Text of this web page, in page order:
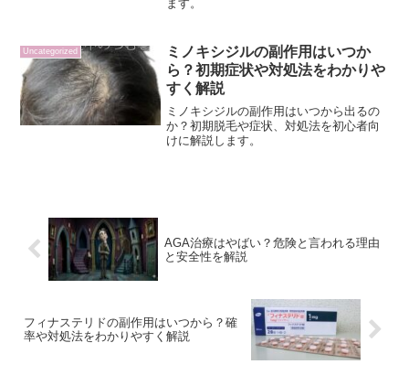
ます。
Uncategorized
ミノキシジルの副作用はいつか
ら？初期症状や対処法をわかりや
すく解説
ミノキシジルの副作用はいつから出るの
か？初期脱毛や症状、対処法を初心者向
けに解説します。
AGA治療はやばい？危険と言われる理由
と安全性を解説
フィナステリドの副作用はいつから？確
率や対処法をわかりやすく解説